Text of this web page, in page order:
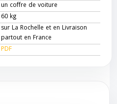
un coffre de voiture
60 kg
sur La Rochelle et en Livraison
partout en France
PDF